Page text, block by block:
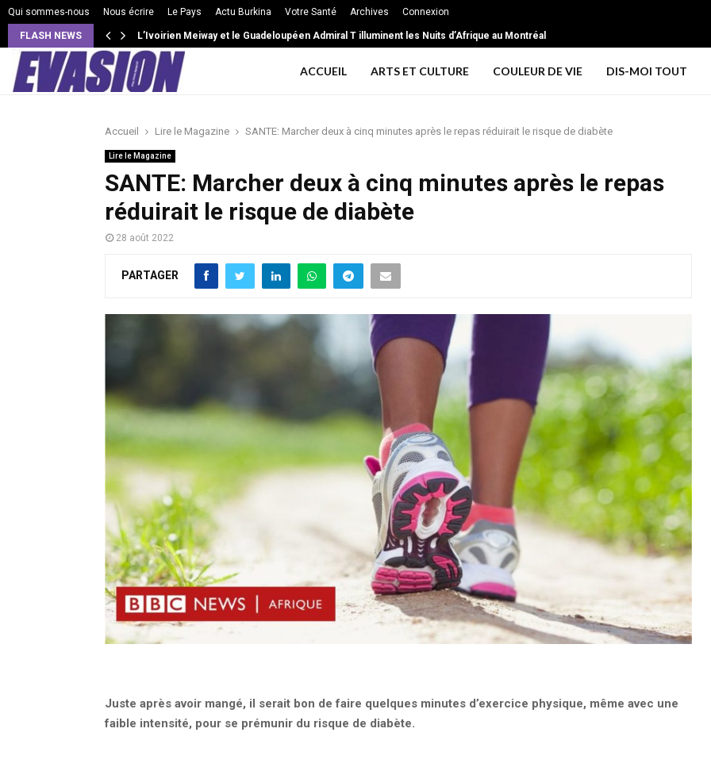
Qui sommes-nous Nous écrire Le Pays Actu Burkina Votre Santé Archives Connexion
FLASH NEWS L’Ivoirien Meiway et le Guadeloupéen Admiral T illuminent les Nuits d’Afrique au Montréal
VIE DE COUPLE: Intensité, isolement, jalousie extrême … les signes d’une relation toxique
ACCUEIL ARTS ET CULTURE COULEUR DE VIE DIS-MOI TOUT
Accueil Lire le Magazine SANTE: Marcher deux à cinq minutes après le repas réduirait le risque de diabète
Lire le Magazine
SANTE: Marcher deux à cinq minutes après le repas
réduirait le risque de diabète
28 août 2022
PARTAGER
Juste après avoir mangé, il serait bon de faire quelques minutes d’exercice physique, même avec une
faible intensité, pour se prémunir du risque de diabète.